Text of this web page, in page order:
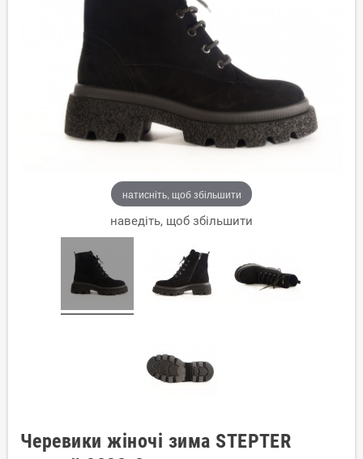
натисніть, щоб збільшити
наведіть, щоб збільшити
Черевики жіночі зима STEPTER